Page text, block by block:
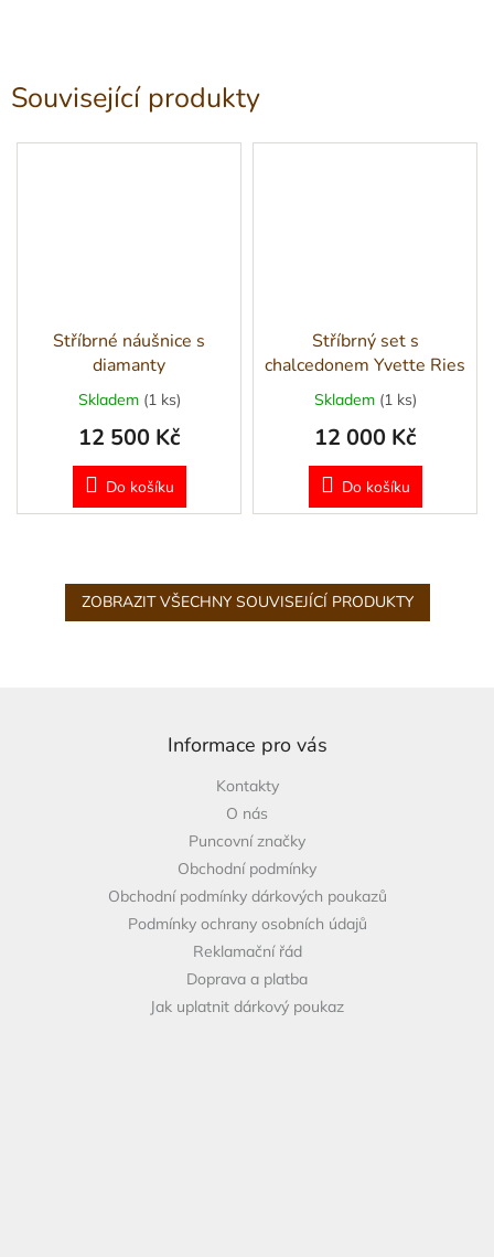
Související produkty
Stříbrné náušnice s
diamanty
Skladem (1 ks)
12 500 Kč
Do košíku
Stříbrný set s
chalcedonem Yvette Ries
Skladem (1 ks)
12 000 Kč
Do košíku
ZOBRAZIT VŠECHNY SOUVISEJÍCÍ PRODUKTY
Informace pro vás
Kontakty
O nás
Puncovní značky
Obchodní podmínky
Obchodní podmínky dárkových poukazů
Podmínky ochrany osobních údajů
Reklamační řád
Doprava a platba
Jak uplatnit dárkový poukaz